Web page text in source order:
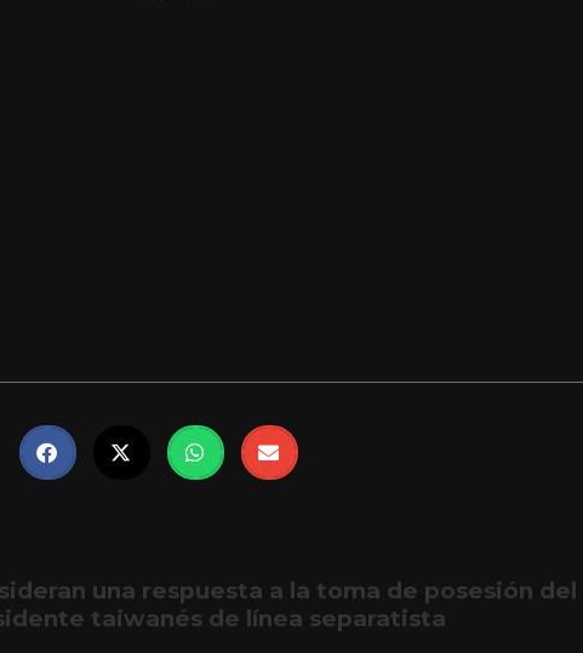
una respuesta a la toma de posesión del
taiwanés de línea separatista